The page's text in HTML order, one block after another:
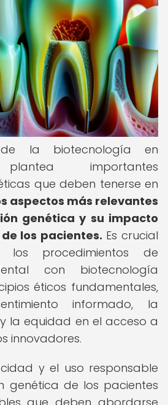
la biotecnología en
importantes
que deben tenerse en
aspectos más relevantes
genética y su impacto
los pacientes. Es crucial
los procedimientos de
con biotecnología
éticos fundamentales,
informado, la
la equidad en el acceso a
innovadores.
y el uso responsable
genética de los pacientes